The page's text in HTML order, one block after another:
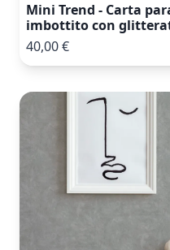
Mini Trend - Carta
imbottito con
40,00 €